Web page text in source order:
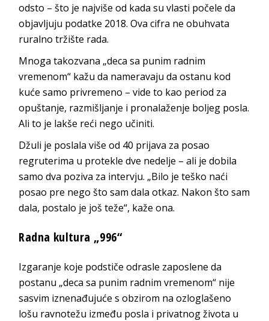
odsto – što je najviše od kada su vlasti počele da
objavljuju podatke 2018. Ova cifra ne obuhvata
ruralno tržište rada.
Mnoga takozvana „deca sa punim radnim
vremenom“ kažu da nameravaju da ostanu kod
kuće samo privremeno – vide to kao period za
opuštanje, razmišljanje i pronalaženje boljeg posla.
Ali to je lakše reći nego učiniti.
Džuli je poslala više od 40 prijava za posao
regruterima u protekle dve nedelje – ali je dobila
samo dva poziva za intervju. „Bilo je teško naći
posao pre nego što sam dala otkaz. Nakon što sam
dala, postalo je još teže“, kaže ona.
Radna kultura „996“
Izgaranje koje podstiče odrasle zaposlene da
postanu „deca sa punim radnim vremenom“ nije
sasvim iznenađujuće s obzirom na ozloglašeno
lošu ravnotežu između posla i privatnog života u